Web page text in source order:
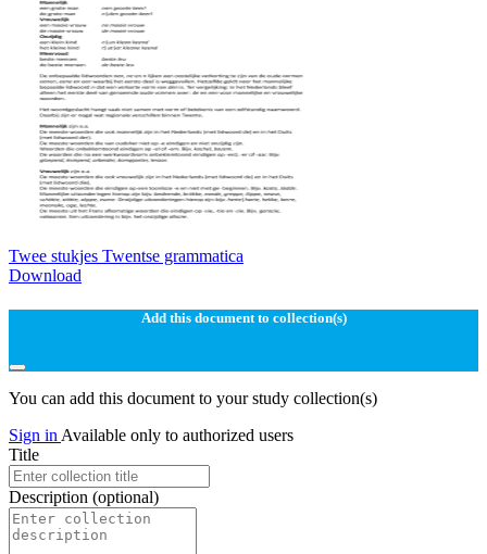
Twee stukjes Twentse grammatica
Download
Add this document to collection(s)
You can add this document to your study collection(s)
Sign in Available only to authorized users
Title
Description (optional)